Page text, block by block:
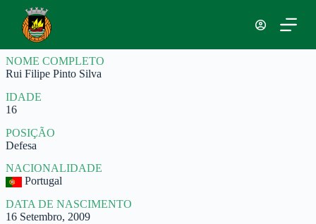
a
r
p
r
a
o
c
o
n
t
e
ú
d
NOME COMPLETO
Rui Filipe Pinto Silva
IDADE
16
POSIÇÃO
Defesa
NACIONALIDADE
Portugal
DATA DE NASCIMENTO
16 Setembro, 2009